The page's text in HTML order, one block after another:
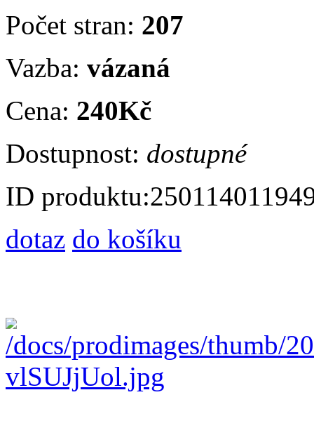
Počet stran: 207
Vazba: vázaná
Cena: 240Kč
Dostupnost: dostupné
ID produktu:
dotaz do košíku